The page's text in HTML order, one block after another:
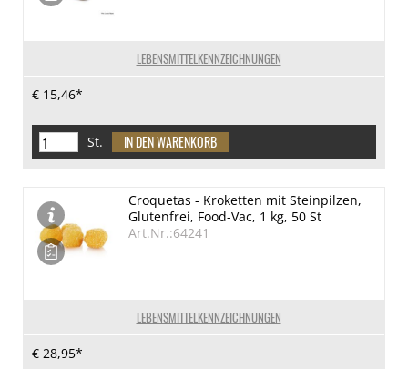
LEBENSMITTELKENNZEICHNUNGEN
€ 15,46*
St.
LEBENSMITTELKENNZEICHNUNGEN
Croquetas - Kroketten mit Steinpilzen,
Glutenfrei, Food-Vac, 1 kg, 50 St
Art.Nr.:64241
€ 28,95*